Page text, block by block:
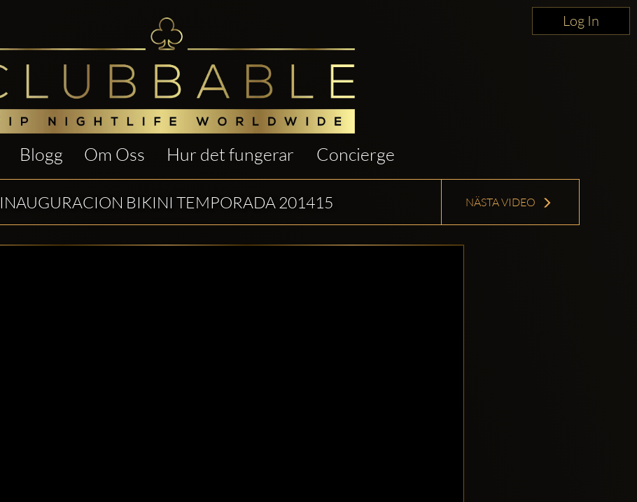
Log In
Blogg Om Oss Hur det fungerar Concierge
INAUGURACION BIKINI TEMPORADA 201415 NÄSTA VIDEO